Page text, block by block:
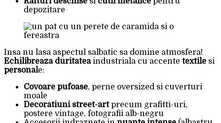
depozitare
Insa nu lasa aspectul salbatic sa domine atmosfera!
Echilibreaza duritateaindustriala cu accente textile si
personale:
Covoare pufoase, perne oversized si cuverturi
moale
Decoratiuni street-artprecum grafitti-uri,
postere vintage, fotografii alb-negru